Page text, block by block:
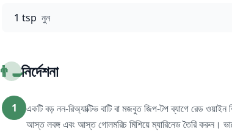
1 tsp নুন
👨‍🍳নির্দেশনা
1
একটি বড় নন-রিঅ্যাক্টিভ বাটি বা মজবুত জিপ-টপ ব্যাগে রেড
আস্ত লবঙ্গ এবং আস্ত গোলমরিচ মিশিয়ে ম্যারিনেড তৈরি করুন।